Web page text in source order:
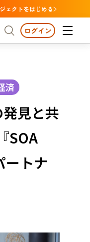
ェクトをはじめる
注目
国際協力
医療・福祉
人権・マイノリティ
国
教育
ィ
ログイン
済
見と共
SOA
ートナ